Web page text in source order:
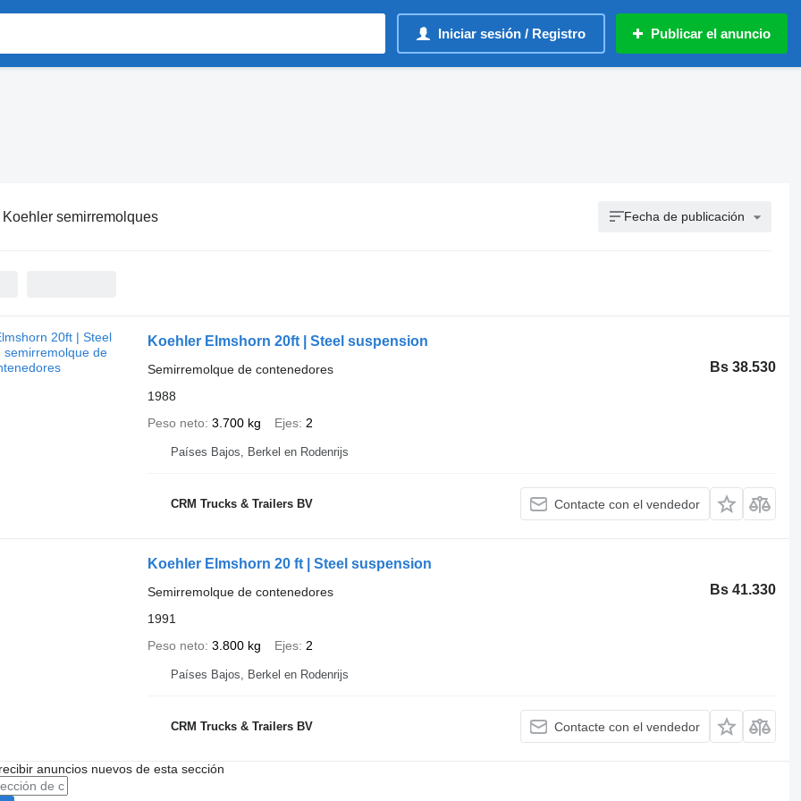
Iniciar sesión / Registro Publicar el anuncio
Koehler semirremolques Fecha de publicación
Koehler Elmshorn 20ft | Steel suspension
Bs 38.530
Semirremolque de contenedores
1988
Peso neto 3.700 kg Ejes 2
Países Bajos, Berkel en Rodenrijs
CRM Trucks & Trailers BV Contacte con el vendedor
Koehler Elmshorn 20 ft | Steel suspension
Bs 41.330
Semirremolque de contenedores
1991
Peso neto 3.800 kg Ejes 2
Países Bajos, Berkel en Rodenrijs
CRM Trucks & Trailers BV Contacte con el vendedor
anuncios nuevos de esta sección